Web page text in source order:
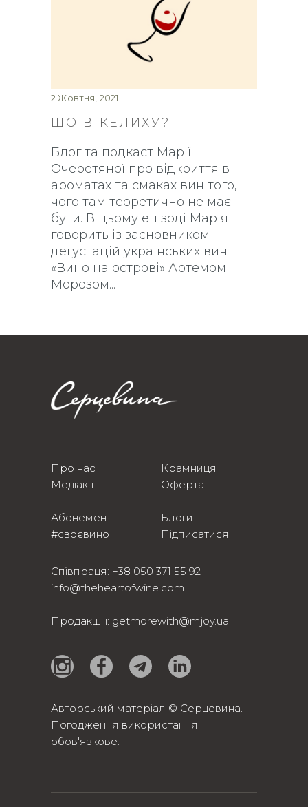
2 Жовтня, 2021
ШО В КЕЛИХУ?
Блог та подкаст Марії
Очеретяної про відкриття в
ароматах та смаках вин того,
чого там теоретично не має
бути. В цьому епізоді Марія
говорить із засновником
дегустацій українських вин
«Вино на острові» Артемом
Морозом
Про нас
Медіакіт
Абонемент
#своєвино
Крамниця
Оферта
Блоги
Підписатися
Співпраця: +38 050 371 55 92
info@theheartofwine.com
Продакшн: getmorewith@mjoy.ua
Авторський матеріал © Серцевина.
Погодження використання
обов'язкове.